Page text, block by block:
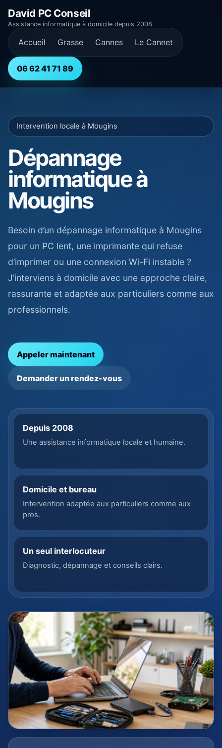
David PC Conseil
Assistance informatique à domicile depuis 2008
Accueil Grasse Cannes Le Cannet
06 62 41 71 89
Intervention locale à Mougins
Dépannage
informatique à
Mougins
Besoin d’un dépannage informatique à Mougins
pour un PC lent, une imprimante qui refuse
d’imprimer ou une connexion Wi-Fi instable ?
J’interviens à domicile avec une approche claire,
rassurante et adaptée aux particuliers comme aux
professionnels.
Appeler maintenant
Demander un rendez-vous
Depuis 2008
Une assistance informatique locale et humaine.
Domicile et bureau
Intervention adaptée aux particuliers comme aux
pros.
Un seul interlocuteur
Diagnostic, dépannage et conseils clairs.